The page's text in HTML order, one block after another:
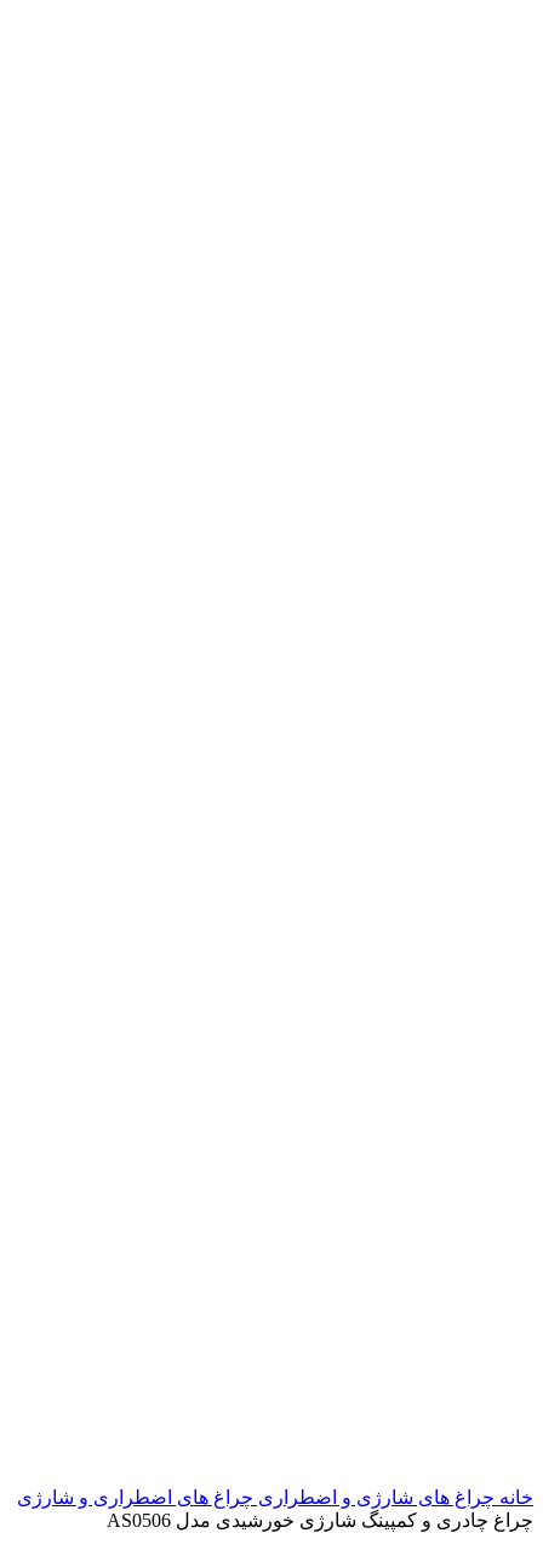
خانه چراغ های شارژی و اضطراری چراغ های اضطراری و شارژی
چراغ چادری و کمپینگ شارژی خورشیدی مدل AS0506